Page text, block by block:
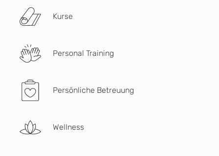
Kurse
Personal Training
Persönliche Betreuung
Wellness